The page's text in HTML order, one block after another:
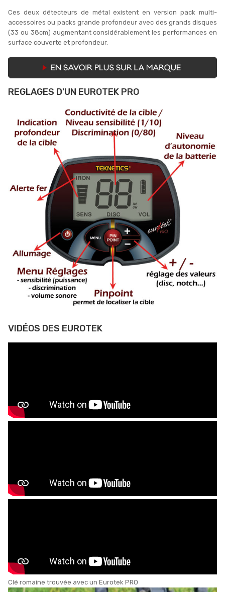
Ces deux détecteurs de métal existent en version pack multi-
accessoires ou packs grande profondeur avec des grands disques
(33 ou 38cm) augmentant considérablement les performances en
surface couverte et profondeur.
REGLAGES D'UN EUROTEK PRO
VIDÉOS DES EUROTEK
Clé romaine trouvée avec un Eurotek PRO